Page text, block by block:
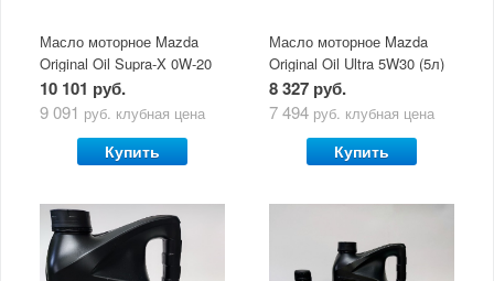
Масло моторное Mazda
Original Oil Supra-X 0W-20
(5 л)
10 101 руб.
9 091 руб. клубная цена
Купить
Масло моторное Mazda
Original Oil Ultra 5W30 (5л)
8 327 руб.
7 494 руб. клубная цена
Купить